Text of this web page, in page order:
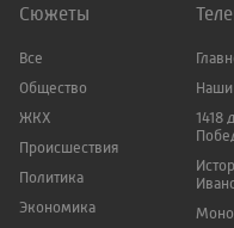
Сюжеты
Все
Общество
ЖКХ
Происшествия
Политика
Экономика
1418